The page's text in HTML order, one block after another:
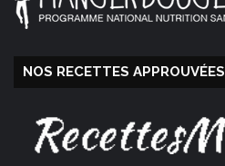
NOS RECETTES APPROUVÉES